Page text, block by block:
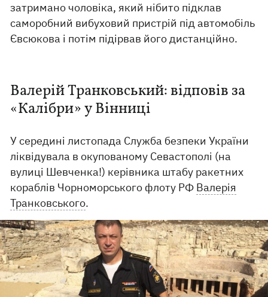
затримано чоловіка, який нібито підклав
саморобний вибуховий пристрій під автомобіль
Євсюкова і потім підірвав його дистанційно.
Валерій Транковський: відповів за
«Калібри» у Вінниці
У середині листопада Служба безпеки України
ліквідувала в окупованому Севастополі (на
вулиці Шевченка!) керівника штабу ракетних
кораблів Чорноморського флоту РФ Валерія
Транковського.